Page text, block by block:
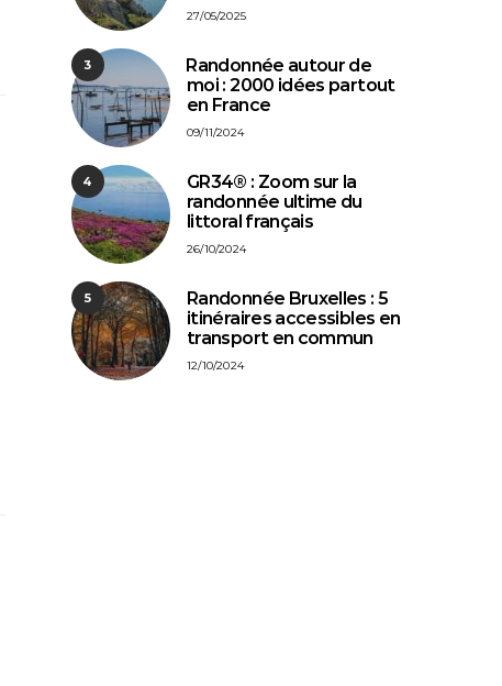
27/05/2025
3
⁠Randonnée autour de
moi : 2000 idées partout
en France
09/11/2024
4
GR34® : Zoom sur la
randonnée ultime du
littoral français
26/10/2024
5
Randonnée Bruxelles : 5
itinéraires accessibles en
transport en commun
12/10/2024